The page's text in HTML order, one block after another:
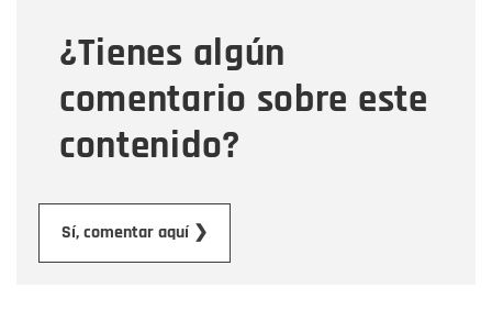
¿Tienes algún
comentario sobre este
contenido?
Sí, comentar aquí ❯
Mensaje